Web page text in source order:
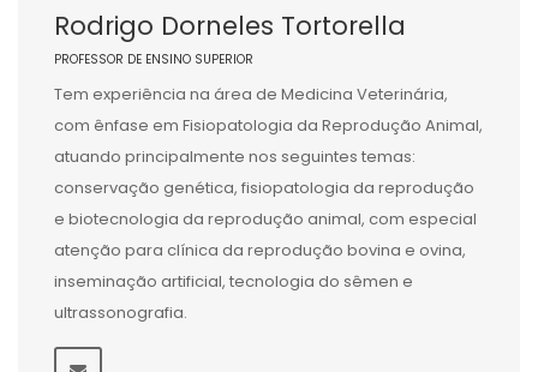
Rodrigo Dorneles Tortorella
PROFESSOR DE ENSINO SUPERIOR
Tem experiência na área de Medicina Veterinária,
com ênfase em Fisiopatologia da Reprodução Animal,
atuando principalmente nos seguintes temas:
conservação genética, fisiopatologia da reprodução
e biotecnologia da reprodução animal, com especial
atenção para clínica da reprodução bovina e ovina,
inseminação artificial, tecnologia do sêmen e
ultrassonografia.